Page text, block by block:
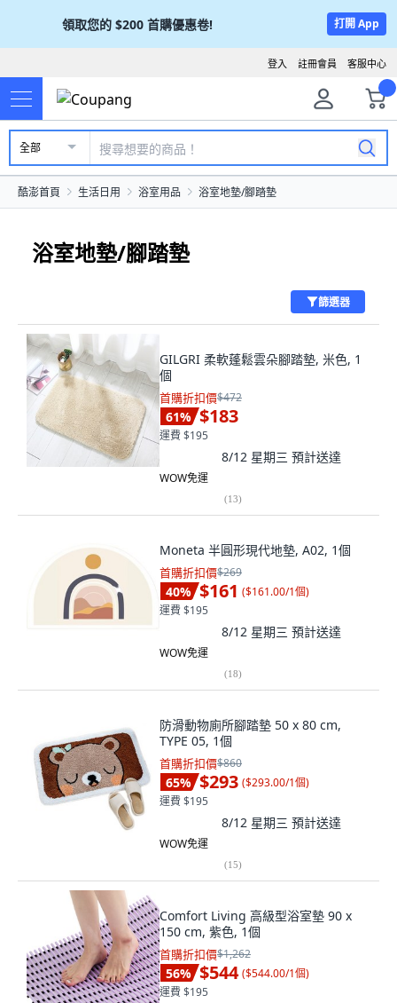
領取您的 $200 首購優惠卷! 打開 App
客服中心
註冊會員
登入
全部
酷澎首頁 生活日用 浴室用品 浴室地墊/腳踏墊
浴室地墊/腳踏墊
篩選器
GILGRI 柔軟蓬鬆雲朵腳踏墊, 米色, 1
個
首購折扣價$472
61% $183
運費 $195
8/12 星期三 預計送達
WOW免運
(13)
Moneta 半圓形現代地墊, A02, 1個
首購折扣價$269
40% $161 ($161.00/1個)
運費 $195
8/12 星期三 預計送達
WOW免運
(18)
防滑動物廁所腳踏墊 50 x 80 cm,
TYPE 05, 1個
首購折扣價$860
65% $293 ($293.00/1個)
運費 $195
8/12 星期三 預計送達
WOW免運
(15)
Comfort Living 高級型浴室墊 90 x
150 cm, 紫色, 1個
首購折扣價$1,262
56% $544 ($544.00/1個)
運費 $195